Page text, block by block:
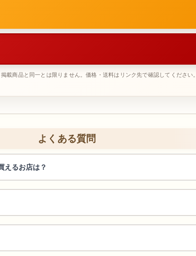
載商品と同一とは限りません。価格・送料はリンク先で確認してください。
よくある質問
えるお店は？